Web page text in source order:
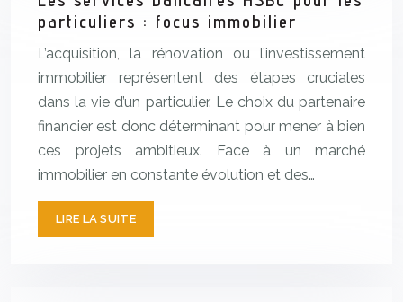
particuliers : focus immobilier
L’acquisition, la rénovation ou l’investissement
immobilier représentent des étapes cruciales
dans la vie d’un particulier. Le choix du partenaire
financier est donc déterminant pour mener à bien
ces projets ambitieux. Face à un marché
immobilier en constante évolution et des…
LIRE LA SUITE